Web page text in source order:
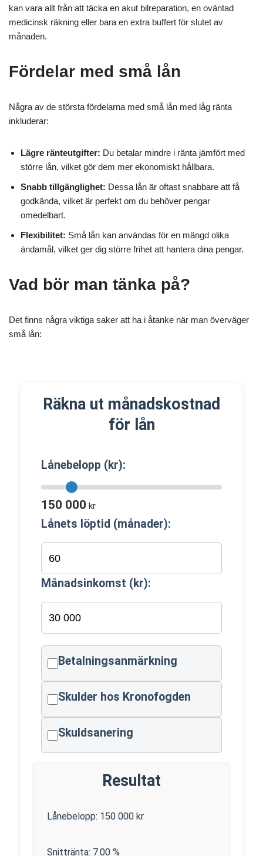
kan vara allt från att täcka en akut bilreparation, en oväntad
medicinsk räkning eller bara en extra buffert för slutet av
månaden.
Fördelar med små lån
Några av de största fördelarna med små lån med låg ränta
inkluderar:
Lägre ränteutgifter: Du betalar mindre i ränta jämfört med
större lån, vilket gör dem mer ekonomiskt hållbara.
Snabb tillgänglighet: Dessa lån är oftast snabbare att få
godkända, vilket är perfekt om du behöver pengar
omedelbart.
Flexibilitet: Små lån kan användas för en mängd olika
ändamål, vilket ger dig större frihet att hantera dina pengar.
Vad bör man tänka på?
Det finns några viktiga saker att ha i åtanke när man överväger
små lån:
Räkna ut månadskostnad
för lån
Lånebelopp (kr):
150 000 kr
Lånets löptid (månader):
Månadsinkomst (kr):
Betalningsanmärkning
Skulder hos Kronofogden
Skuldsanering
Resultat
Lånebelopp: 150 000 kr
Snittränta: 7.00 %